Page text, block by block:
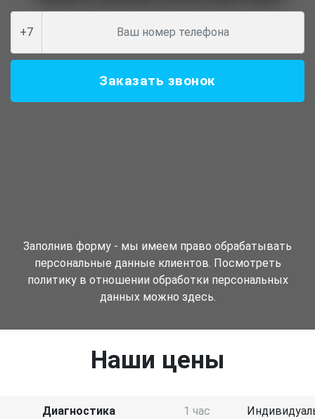
+7
Заказать звонок
Заполнив форму - мы имеем право обрабатывать
персональные данные клиентов. Посмотреть
политику в отношении обработки персональных
данных можно здесь.
Наши цены
Диагностика 1 час